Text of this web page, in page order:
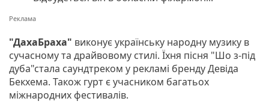
"ДахаБраха" виконує українську народну музику в
сучасному та драйвовому стилі. Їхня пісня "Шо з-під
дуба"стала саундтреком у рекламі бренду Девіда
Бекхема. Також гурт є учасником багатьох
міжнародних фестивалів.